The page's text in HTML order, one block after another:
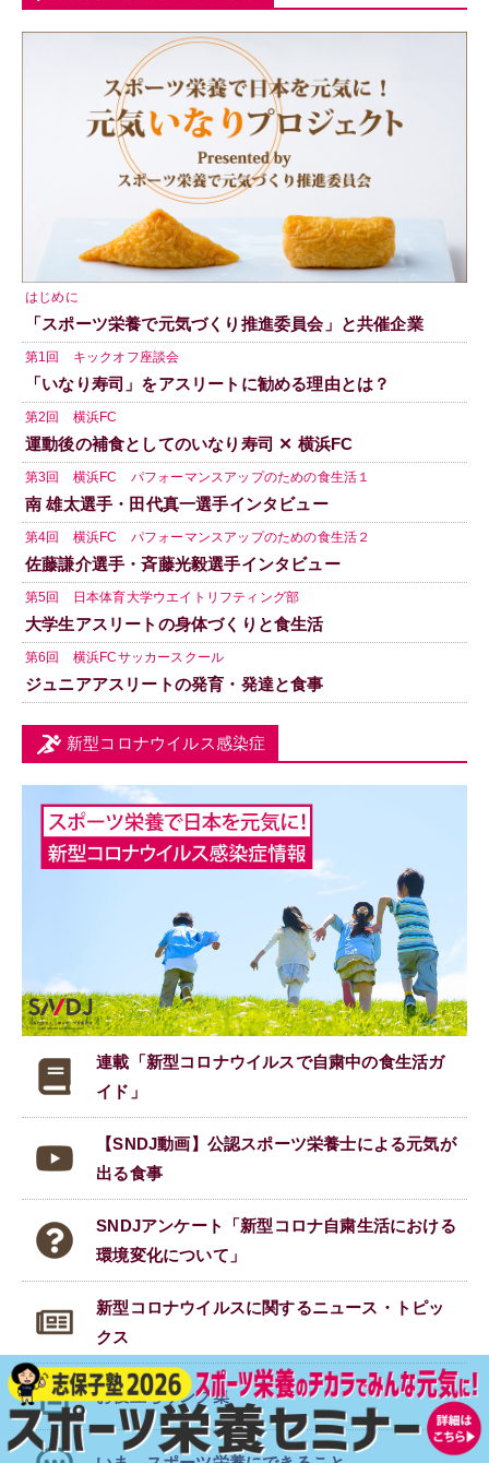
はじめに
「スポーツ栄養で元気づくり推進委員会」と共催企業
第1回 キックオフ座談会
「いなり寿司」をアスリートに勧める理由とは？
第2回 横浜FC
運動後の補食としてのいなり寿司 ✕ 横浜FC
第3回 横浜FC パフォーマンスアップのための食生活１
南 雄太選手・田代真一選手インタビュー
第4回 横浜FC パフォーマンスアップのための食生活２
佐藤謙介選手・斉藤光毅選手インタビュー
第5回 日本体育大学ウエイトリフティング部
大学生アスリートの身体づくりと食生活
第6回 横浜FCサッカースクール
ジュニアアスリートの発育・発達と食事
新型コロナウイルス感染症
連載「新型コロナウイルスで自粛中の食生活ガ
イド」
【SNDJ動画】公認スポーツ栄養士による元気が
出る食事
SNDJアンケート「新型コロナ自粛生活における
環境変化について」
新型コロナウイルスに関するニュース・トピッ
クス
お役立ちリンク集